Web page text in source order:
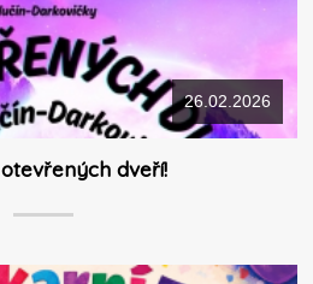
26.02.2026
dveří!